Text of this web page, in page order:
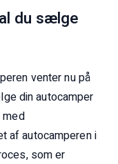
du sælge
venter nu på
din autocamper
af autocamperen i
som er